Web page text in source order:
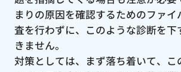
まりの原因を確認するためのファイ
査を行わずに、このような診断を下
きません。
対策としては、まず落ち着いて、こ